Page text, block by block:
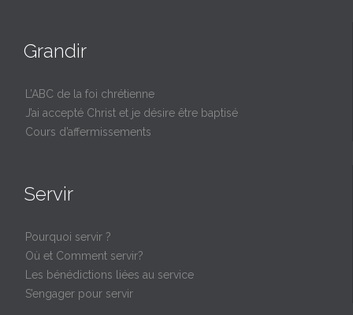
Grandir
L’ABC de la foi chrétienne
J’ai accepté Christ et je désire être baptisé
Cours d’affermissements
Servir
Pourquoi servir ?
Où et Comment servir?
Les bénédictions liées au service
S’engager pour servir